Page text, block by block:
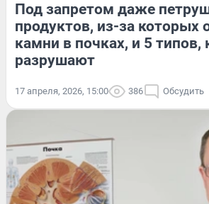
Под запретом даже
продуктов, из-за которых
камни в почках, и 5 типов,
разрушают
17 апреля, 2026, 15:00 386 Обсудить